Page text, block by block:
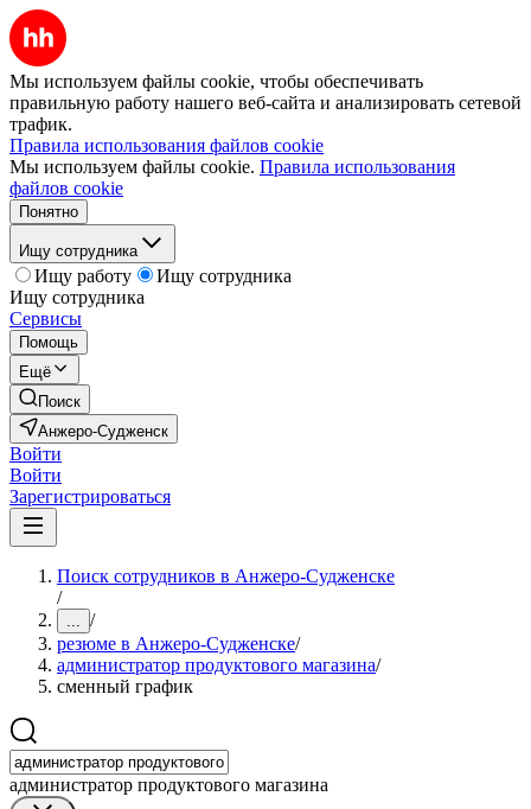
Мы используем файлы cookie, чтобы обеспечивать
правильную работу нашего веб-сайта и анализировать сетевой
трафик.
Правила использования файлов cookie
Мы используем файлы cookie. Правила использования
файлов cookie
Понятно
Ищу сотрудника
Ищу работу
Ищу сотрудника
Ищу сотрудника
Сервисы
Помощь
Ещё
Поиск
Анжеро-Судженск
Войти
Войти
Зарегистрироваться
Поиск сотрудников в Анжеро-Судженске
/
... /
резюме в Анжеро-Судженске/
администратор продуктового магазина/
сменный график
администратор продуктового магазина